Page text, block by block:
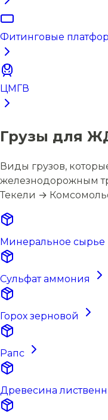
Фитинговые
ЦМГВ
Грузы для
Виды грузов,
железнодорожным
Текели →
Минеральное сырье
Сульфат аммония
Горох зерновой
Рапс
Древесина